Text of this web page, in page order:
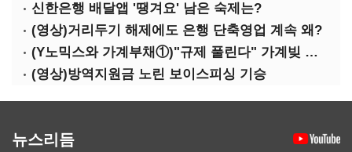
신한은행 배달앱 '땡겨요' 남은 숙제는?
(영상)거리두기 해제에도 은행 단축영업 계속 왜?
(Y노믹스와 가계부채①)"규제 풀린다" 가계빚 다시 꿈틀
(영상)방역지원금 노린 보이스피싱 기승
뉴스리듬